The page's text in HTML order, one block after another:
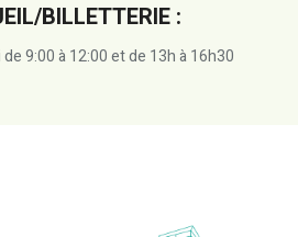
BILLETTERIE :
9:00 à 12:00 et de 13h à 16h30